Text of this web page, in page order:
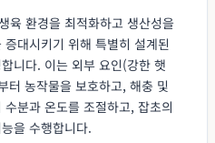
육 환경을 최적화하고 생산성을
대시키기 위해 특별히 설계된
니다. 이는 외부 요인(강한 햇
터 농작물을 보호하고, 해충 및
분과 온도를 조절하고, 잡초의
을 수행합니다.